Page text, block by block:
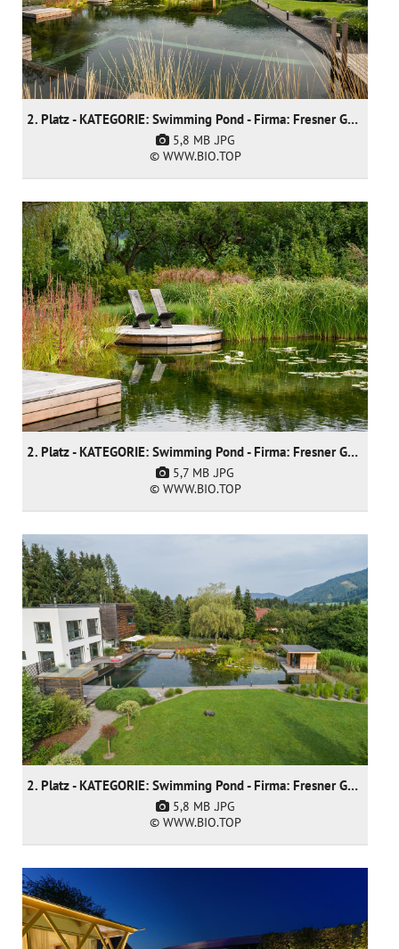
2. Platz - KATEGORIE: Swimming Pond - Firma: Fresner Garten und Landschaftsbau GmbH
5,8 MB .JPG
© WWW.BIO.TOP
2. Platz - KATEGORIE: Swimming Pond - Firma: Fresner Garten und Landschaftsbau GmbH
5,7 MB .JPG
© WWW.BIO.TOP
2. Platz - KATEGORIE: Swimming Pond - Firma: Fresner Garten und Landschaftsbau GmbH
5,8 MB .JPG
© WWW.BIO.TOP